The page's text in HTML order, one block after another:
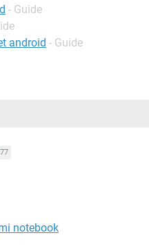
- Guide
android - Guide
notebook